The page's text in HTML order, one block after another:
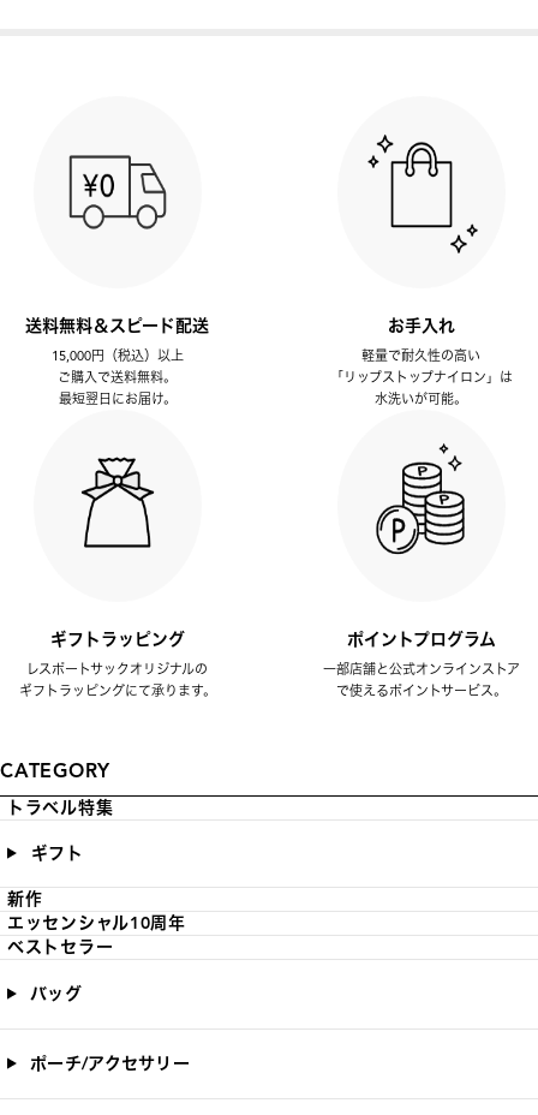
送料無料＆スピード配送
15,000円（税込）以上
ご購入で送料無料。
最短翌日にお届け。
お手入れ
軽量で耐久性の高い
「リップストップナイロン」は
水洗いが可能。
ギフトラッピング
レスポートサックオリジナルの
ギフトラッピングにて承ります。
ポイントプログラム
一部店舗と公式オンラインストア
で使えるポイントサービス。
CATEGORY
トラベル特集
ギフト
新作
エッセンシャル10周年
ベストセラー
バッグ
ポーチ/アクセサリー